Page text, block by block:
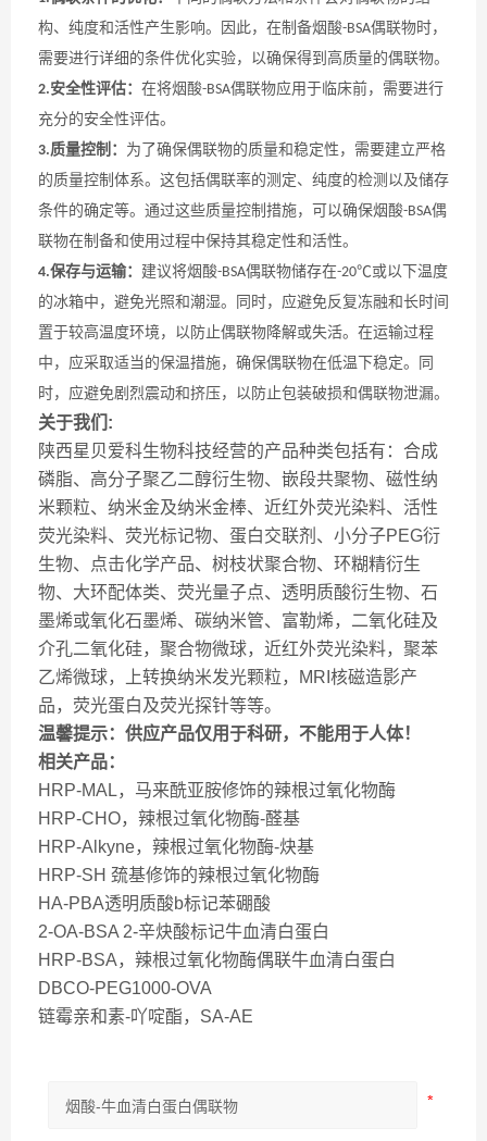
构、纯度和活性产生影响。因此，在制备烟酸-BSA偶联物时，
需要进行详细的条件优化实验，以确保得到高质量的偶联物。
2.安全性评估： 在将烟酸-BSA偶联物应用于临床前，需要进行
充分的安全性评估。
3.质量控制： 为了确保偶联物的质量和稳定性，需要建立严格
的质量控制体系。这包括偶联率的测定、纯度的检测以及储存
条件的确定等。通过这些质量控制措施，可以确保烟酸-BSA偶
联物在制备和使用过程中保持其稳定性和活性。
4.保存与运输： 建议将烟酸-BSA偶联物储存在-20℃或以下温度
的冰箱中，避免光照和潮湿。同时，应避免反复冻融和长时间
置于较高温度环境，以防止偶联物降解或失活。在运输过程
中，应采取适当的保温措施，确保偶联物在低温下稳定。同
时，应避免剧烈震动和挤压，以防止包装破损和偶联物泄漏。
关于我们:
陕西星贝爱科生物科技经营的产品种类包括有：合成
磷脂、高分子聚乙二醇衍生物、嵌段共聚物、磁性纳
米颗粒、纳米金及纳米金棒、近红外荧光染料、活性
荧光染料、荧光标记物、蛋白交联剂、小分子PEG衍
生物、点击化学产品、树枝状聚合物、环糊精衍生
物、大环配体类、荧光量子点、透明质酸衍生物、石
墨烯或氧化石墨烯、碳纳米管、富勒烯，二氧化硅及
介孔二氧化硅，聚合物微球，近红外荧光染料，聚苯
乙烯微球，上转换纳米发光颗粒，MRI核磁造影产
品，荧光蛋白及荧光探针等等。
温馨提示：供应产品仅用于科研，不能用于人体！
相关产品：
HRP-MAL，马来酰亚胺修饰的辣根过氧化物酶
HRP-CHO，辣根过氧化物酶-醛基
HRP-Alkyne，辣根过氧化物酶-炔基
HRP-SH 巯基修饰的辣根过氧化物酶
HA-PBA透明质酸b标记苯硼酸
2-OA-BSA 2-辛炔酸标记牛血清白蛋白
HRP-BSA，辣根过氧化物酶偶联牛血清白蛋白
DBCO-PEG1000-OVA
链霉亲和素-吖啶酯，SA-AE